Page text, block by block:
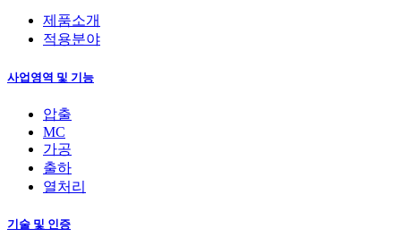
제품소개
적용분야
사업영역 및 기능
압출
MC
가공
출하
열처리
기술 및 인증